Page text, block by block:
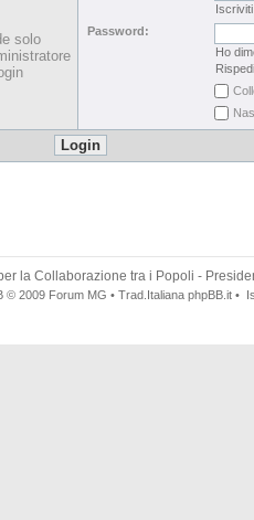
solo
Iscriviti
Password:
Ho
la Collaborazione tra i Popoli -
© 2009 Forum MG • Trad.Italiana phpBB.it •